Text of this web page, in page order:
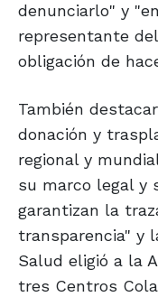
denunciarlo" y
representante
obligación de
También
donación y
regional y
su marco legal y
garantizan la
transparencia" y
Salud eligió a la
tres Centros